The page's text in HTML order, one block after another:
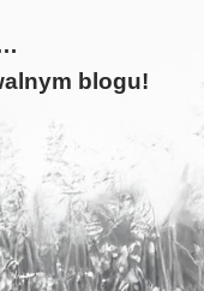
blogu!